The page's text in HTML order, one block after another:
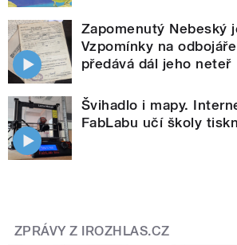
Zapomenutý Nebeský
Vzpomínky na
předává dál jeho neteř
Švihadlo i mapy.
FabLabu učí školy
ZPRÁVY Z IROZHLAS.CZ